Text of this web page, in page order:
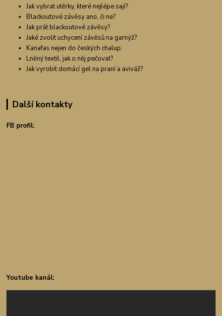
Jak vybrat utěrky, které nejlépe sají?
Blackoutové závěsy ano, či ne?
Jak prát blackoutové závěsy?
Jaké zvolit uchycení závěsů na garnýž?
Kanafas nejen do českých chalup.
Lněný textil, jak o něj pečovat?
Jak vyrobit domácí gel na praní a aviváž?
Další kontakty
FB profil:
Youtube kanál: